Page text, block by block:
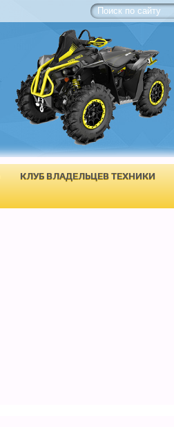
КЛУБ ВЛАДЕЛЬЦЕВ ТЕХНИКИ